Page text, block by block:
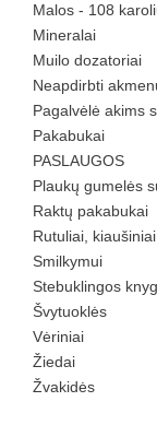
Malos - 108
Mineralai
Muilo dozatoriai
Neapdirbti
Pagalvėlė akims
Pakabukai
PASLAUGOS
Plaukų gumelės
Raktų pakabukai
Rutuliai, kiaušiniai
Smilkymui
Stebuklingos
Švytuoklės
Vėriniai
Žiedai
Žvakidės